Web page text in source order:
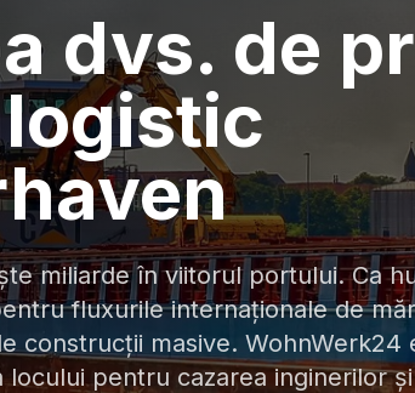
dvs. de
miliarde în viitorul portului. Ca
fluxurile internaționale de
construcții masive. WohnWerk24
pentru cazarea inginerilor